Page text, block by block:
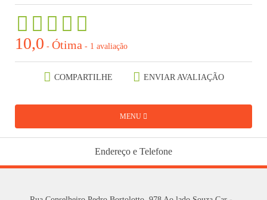
10,0 - Ótima - 1 avaliação
COMPARTILHE ENVIAR AVALIAÇÃO
MENU
Endereço e Telefone